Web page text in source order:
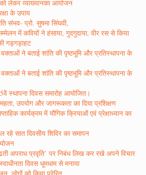
लेकर व्याख्यानका आयोजन
के उपाय
संभव- प्रो. सुषमा सिंघवी,
में कवियों ने हंसाया, गुदगुदाया, वीर रस से किया
गड़गड़ाहट
वक्ताओं ने बताई शांति की पृष्ठभूमि और प्रतिस्थापना के
वक्ताओं ने बताई शांति की पृष्ठभूमि और प्रतिस्थापना के
स्थापना दिवस समारोह आयोजित।
उपयोग और जागरूकता का दिया प्रशिक्षण
कार्यक्रम में यौगिक क्रियाओं एवं प्रेक्षाध्यान का
रहे सात दिवसीय शिविर का समापन
अपराध प्रवृति’ पर निबंध लिख कर रखे अपने विचार
दिवस धूमधाम से मनाया